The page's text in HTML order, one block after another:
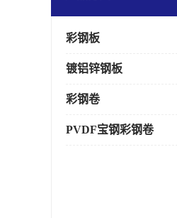
彩钢板
镀铝锌钢板
彩钢卷
PVDF宝钢彩钢卷